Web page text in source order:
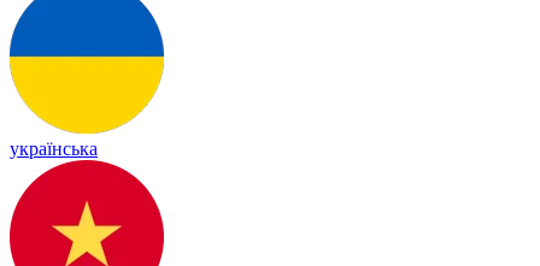
українська